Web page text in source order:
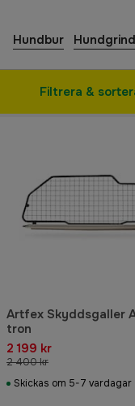
Hundbur
Filtrera &
Artfex Skyddsgaller
tron
2 199 kr
2 400 kr
Skickas om 5-7 vardagar